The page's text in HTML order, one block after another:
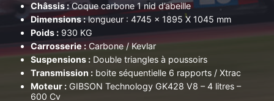
Châssis :Coque carbone 1 nid d’abeille
Dimensions :longueur : 4745 x 1895 X 1045 mm
Poids : 930 KG
Carrosserie : Carbone / Kevlar
Suspensions : Double triangles à poussoirs
Transmission : boite séquentielle 6 rapports / Xtrac
Moteur : GIBSON Technology GK428 V8 – 4 litres –
600 Cv